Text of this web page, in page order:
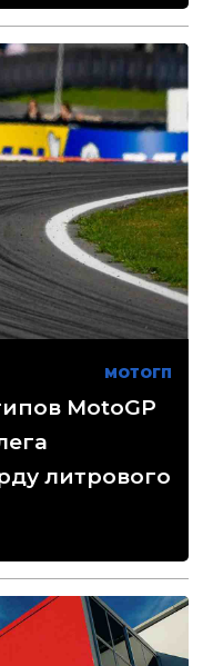
МОТОГП
MotoGP
литрового